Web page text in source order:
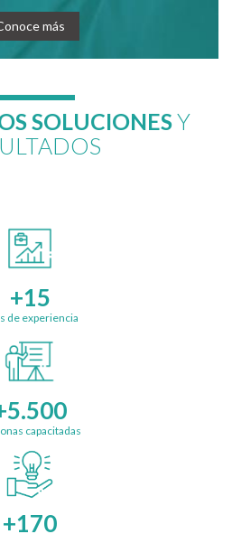
más
SOLUCIONESY
+15
de experiencia
capacitadas
+170